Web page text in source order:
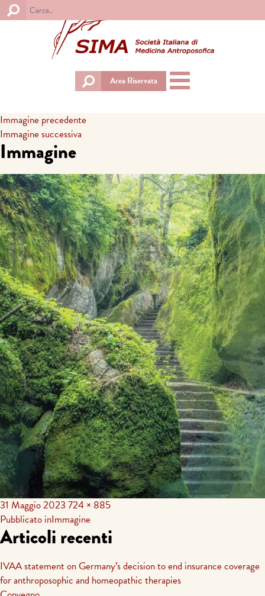
Area Riservata
Toggle
navigation
Immagine precedente
Immagine successiva
Immagine
31 Maggio 2023 724 × 885
Navigazione
articoli
Pubblicato inImmagine
Articoli recenti
IVAA statement on Germany’s decision to end insurance coverage
for anthroposophic and homeopathic therapies